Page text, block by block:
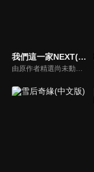
我們這一家NEXT(中文版)